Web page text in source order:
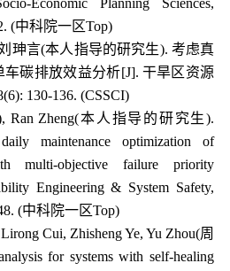
Economic Planning Sciences,
(中科院一区Top)
珅言(本人指导的研究生). 考虑真
车碳排放效益分析[J]. 干旱区资源
130-136. (CSSCI)
Ran Zheng(本人指导的研究生).
daily maintenance optimization of
multi-objective failure priority
Engineering & System Safety,
(中科院一区Top)
Cui, Zhisheng Ye, Yu Zhou(周
for systems with self-healing